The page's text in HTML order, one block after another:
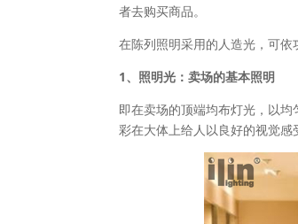
者去购买商品。
在陈列照明采用的人造光，可依
1、照明光：卖场的基本照明
即在卖场的顶端均布灯光，以
彩在大体上给人以良好的视觉感